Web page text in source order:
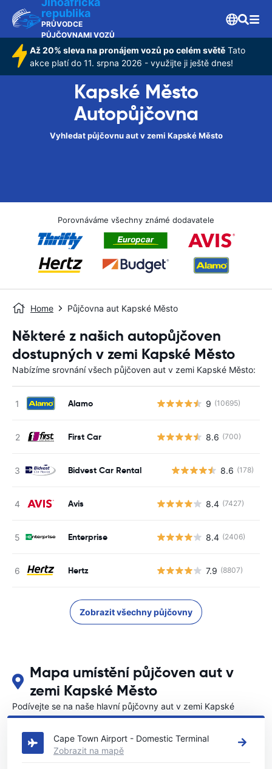
republika
PRŮVODCE
PŮJČOVNAMI VOZŮ
Až 20% sleva na pronájem vozů po celém světě Tato
akce platí do 11. srpna 2026 - využijte ji ještě dnes!
Kapské Město
Autopůjčovna
Vyhledat půjčovnu aut v zemi Kapské Město
Porovnáváme všechny známé dodavatele
Home Půjčovna aut Kapské Město
Některé z našich autopůjčoven
dostupných v zemi Kapské Město
Nabízíme srovnání všech půjčoven aut v zemi Kapské Město:
Alamo 9 (10695)
First Car 8.6 (700)
Bidvest Car Rental 8.6 (178)
Avis 8.4 (7427)
Enterprise 8.4 (2406)
Hertz 7.9 (8807)
Zobrazit všechny půjčovny
Mapa umístění půjčoven aut v
zemi Kapské Město
Podívejte se na naše hlavní půjčovny aut v zemi Kapské
Město
Cape Town Airport - Domestic Terminal
Zobrazit na mapě